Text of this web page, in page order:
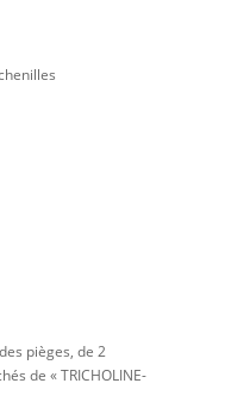
pièges, de 2
de « TRICHOLINE-